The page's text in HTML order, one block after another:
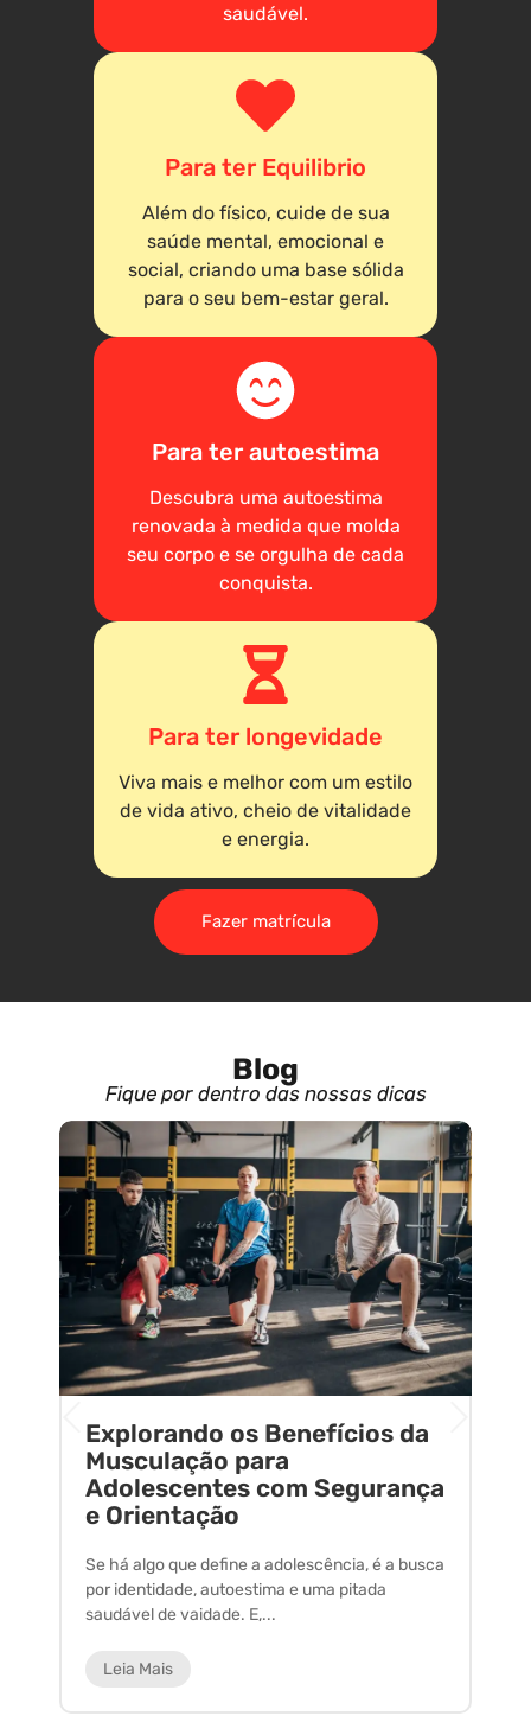
saudável.
Para ter Equilibrio
Além do físico, cuide de sua
saúde mental, emocional e
social, criando uma base sólida
para o seu bem-estar geral.
Para ter autoestima
Descubra uma autoestima
renovada à medida que molda
seu corpo e se orgulha de cada
conquista.
Para ter longevidade
Viva mais e melhor com um estilo
de vida ativo, cheio de vitalidade
e energia.
Fazer matrícula
Blog
Fique por dentro das nossas dicas
Explorando os Benefícios da
Musculação para
Adolescentes com Segurança
e Orientação
Se há algo que define a adolescência, é a busca
por identidade, autoestima e uma pitada
saudável de vaidade. E,...
Leia Mais